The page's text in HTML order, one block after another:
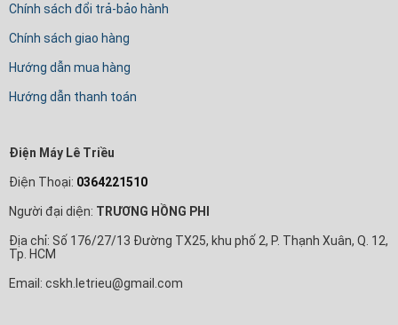
Chính sách đổi trả-bảo hành
Chính sách giao hàng
Hướng dẫn mua hàng
Hướng dẫn thanh toán
Điện Máy Lê Triều
Điện Thoại: 0364221510
Người đại diện: TRƯƠNG HỒNG PHI
Địa chỉ: Số 176/27/13 Đường TX25, khu phố 2, P. Thạnh Xuân, Q. 12,
Tp. HCM
Email: cskh.letrieu@gmail.com